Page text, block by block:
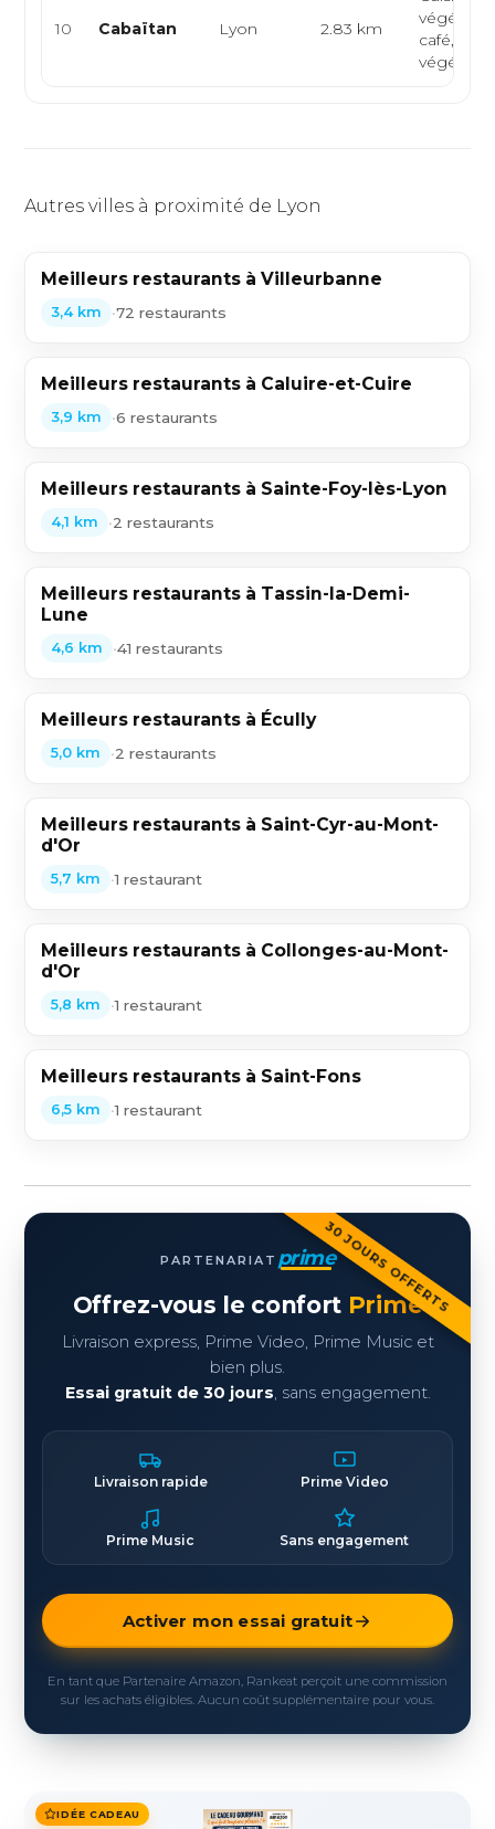
10 Cabaïtan Lyon 2.83 km
café,
Autres villes à proximité de Lyon
Meilleurs restaurants à Villeurbanne
3,4 km •72 restaurants
Meilleurs restaurants à Caluire-et-Cuire
3,9 km •6 restaurants
Meilleurs restaurants à Sainte-Foy-lès-Lyon
4,1 km •2 restaurants
Meilleurs restaurants à Tassin-la-Demi-
Lune
4,6 km •41 restaurants
Meilleurs restaurants à Écully
5,0 km •2 restaurants
Meilleurs restaurants à Saint-Cyr-au-Mont-
d'Or
5,7 km •1 restaurant
Meilleurs restaurants à Collonges-au-Mont-
d'Or
5,8 km •1 restaurant
Meilleurs restaurants à Saint-Fons
6,5 km •1 restaurant
30 JOURS OFFERTS
PARTENARIAT prime
Offrez-vous le confort Prime
Livraison express, Prime Video, Prime Music et
bien plus.
Essai gratuit de 30 jours, sans engagement.
Livraison rapide Prime Video
Prime Music Sans engagement
Activer mon essai gratuit
En tant que Partenaire Amazon, Rankeat perçoit une commission
sur les achats éligibles. Aucun coût supplémentaire pour vous.
IDÉE CADEAU